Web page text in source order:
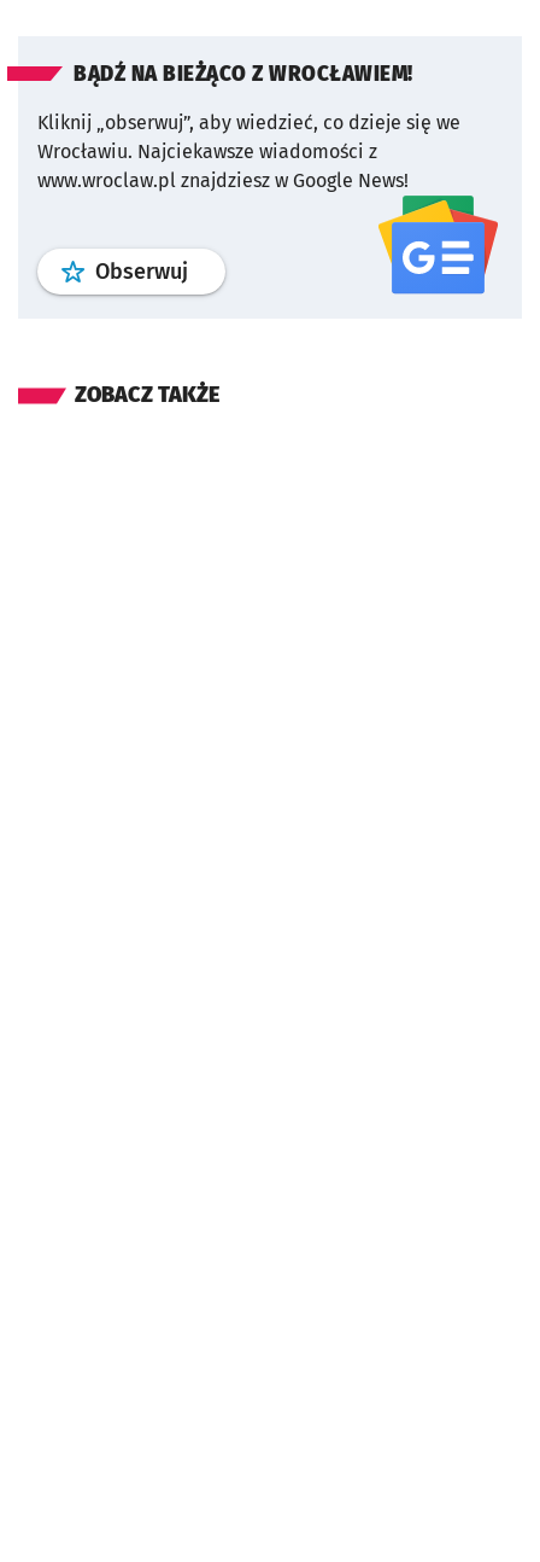
BĄDŹ NA BIEŻĄCO Z WROCŁAWIEM!
Kliknij „obserwuj”, aby wiedzieć, co dzieje się we
Wrocławiu. Najciekawsze wiadomości z
www.wroclaw.pl znajdziesz w Google News!
Obserwuj profil serwisu
ZOBACZ TAKŻE